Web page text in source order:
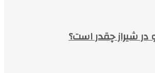
در شیراز چقدر است؟